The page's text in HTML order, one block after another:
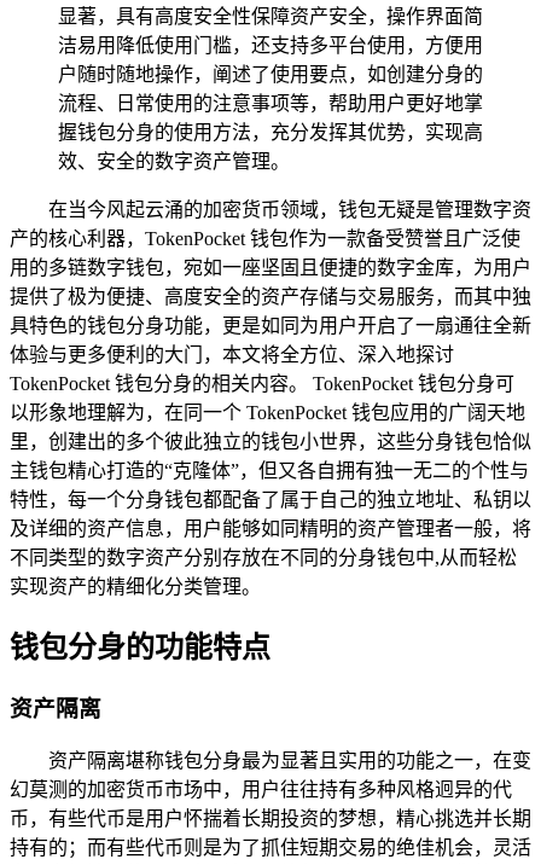
显著，具有高度安全性保障资产安全，操作界面简
洁易用降低使用门槛，还支持多平台使用，方便用
户随时随地操作，阐述了使用要点，如创建分身的
流程、日常使用的注意事项等，帮助用户更好地掌
握钱包分身的使用方法，充分发挥其优势，实现高
效、安全的数字资产管理。
在当今风起云涌的加密货币领域，钱包无疑是管理数字资
产的核心利器，TokenPocket 钱包作为一款备受赞誉且广泛使
用的多链数字钱包，宛如一座坚固且便捷的数字金库，为用户
提供了极为便捷、高度安全的资产存储与交易服务，而其中独
具特色的钱包分身功能，更是如同为用户开启了一扇通往全新
体验与更多便利的大门，本文将全方位、深入地探讨
TokenPocket 钱包分身的相关内容。 TokenPocket 钱包分身可
以形象地理解为，在同一个 TokenPocket 钱包应用的广阔天地
里，创建出的多个彼此独立的钱包小世界，这些分身钱包恰似
主钱包精心打造的“克隆体”，但又各自拥有独一无二的个性与
特性，每一个分身钱包都配备了属于自己的独立地址、私钥以
及详细的资产信息，用户能够如同精明的资产管理者一般，将
不同类型的数字资产分别存放在不同的分身钱包中,从而轻松
实现资产的精细化分类管理。
钱包分身的功能特点
资产隔离
资产隔离堪称钱包分身最为显著且实用的功能之一，在变
幻莫测的加密货币市场中，用户往往持有多种风格迥异的代
币，有些代币是用户怀揣着长期投资的梦想，精心挑选并长期
持有的；而有些代币则是为了抓住短期交易的绝佳机会，灵活